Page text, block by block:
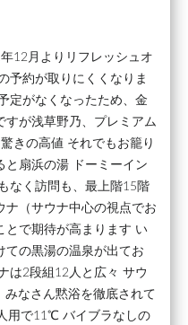
12月よりリフレッシュオ
予約が取りにくくなりま
定がなくなったため、金
すが浅草野乃、プレミアム
きの高値 それでもお籠り
と扇浜の湯 ドーミーイン
なく訪問も、最上階15階
ナ（サウナ中心の視点でお
とで期待が高まります い
ての黒湯の温泉が出てお
は2段組12人と広々 サウ
なさん黙浴を徹底されて
用で11℃ バイブラなしの